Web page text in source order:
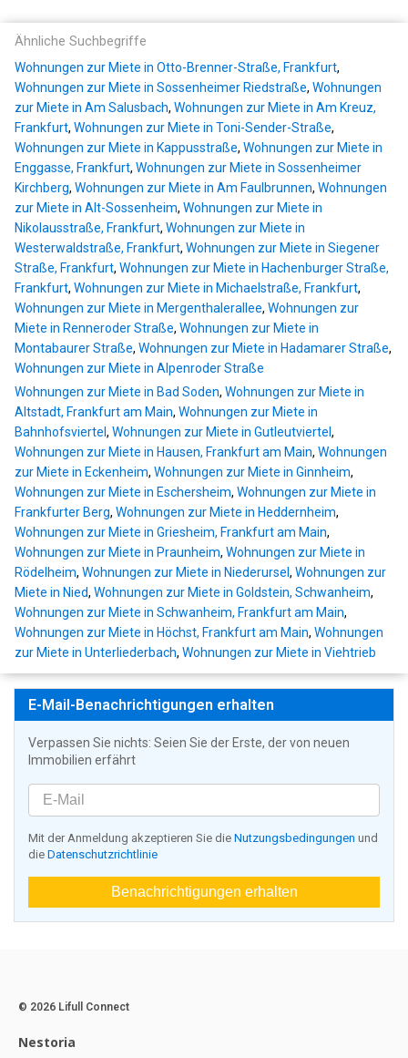
Ähnliche Suchbegriffe
Wohnungen zur Miete in Otto-Brenner-Straße, Frankfurt,
Wohnungen zur Miete in Sossenheimer Riedstraße, Wohnungen
zur Miete in Am Salusbach, Wohnungen zur Miete in Am Kreuz,
Frankfurt, Wohnungen zur Miete in Toni-Sender-Straße,
Wohnungen zur Miete in Kappusstraße, Wohnungen zur Miete in
Enggasse, Frankfurt, Wohnungen zur Miete in Sossenheimer
Kirchberg, Wohnungen zur Miete in Am Faulbrunnen, Wohnungen
zur Miete in Alt-Sossenheim, Wohnungen zur Miete in
Nikolausstraße, Frankfurt, Wohnungen zur Miete in
Westerwaldstraße, Frankfurt, Wohnungen zur Miete in Siegener
Straße, Frankfurt, Wohnungen zur Miete in Hachenburger Straße,
Frankfurt, Wohnungen zur Miete in Michaelstraße, Frankfurt,
Wohnungen zur Miete in Mergenthalerallee, Wohnungen zur
Miete in Renneroder Straße, Wohnungen zur Miete in
Montabaurer Straße, Wohnungen zur Miete in Hadamarer Straße,
Wohnungen zur Miete in Alpenroder Straße
Wohnungen zur Miete in Bad Soden, Wohnungen zur Miete in
Altstadt, Frankfurt am Main, Wohnungen zur Miete in
Bahnhofsviertel , Wohnungen zur Miete in Gutleutviertel ,
Wohnungen zur Miete in Hausen, Frankfurt am Main, Wohnungen
zur Miete in Eckenheim, Wohnungen zur Miete in Ginnheim,
Wohnungen zur Miete in Eschersheim, Wohnungen zur Miete in
Frankfurter Berg, Wohnungen zur Miete in Heddernheim,
Wohnungen zur Miete in Griesheim, Frankfurt am Main,
Wohnungen zur Miete in Praunheim, Wohnungen zur Miete in
Rödelheim, Wohnungen zur Miete in Niederursel , Wohnungen zur
Miete in Nied, Wohnungen zur Miete in Goldstein, Schwanheim,
Wohnungen zur Miete in Schwanheim, Frankfurt am Main,
Wohnungen zur Miete in Höchst, Frankfurt am Main, Wohnungen
zur Miete in Unterliederbach, Wohnungen zur Miete in Viehtrieb
E-Mail-Benachrichtigungen erhalten
Verpassen Sie nichts: Seien Sie der Erste, der von neuen
Immobilien erfährt
Mit der Anmeldung akzeptieren Sie die Nutzungsbedingungen und
die Datenschutzrichtlinie
Benachrichtigungen erhalten
© 2026 Lifull Connect
Nestoria